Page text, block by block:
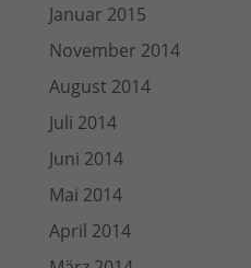
Januar 2015
November 2014
August 2014
Juli 2014
Juni 2014
Mai 2014
April 2014